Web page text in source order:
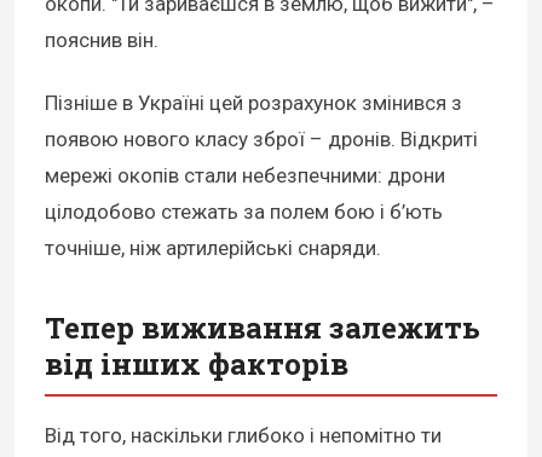
пояснив він.
Пізніше в Україні цей розрахунок змінився з
появою нового класу зброї – дронів. Відкриті
мережі окопів стали небезпечними: дрони
цілодобово стежать за полем бою і б’ють
точніше, ніж артилерійські снаряди.
Тепер виживання залежить
від інших факторів
Від того, наскільки глибоко і непомітно ти